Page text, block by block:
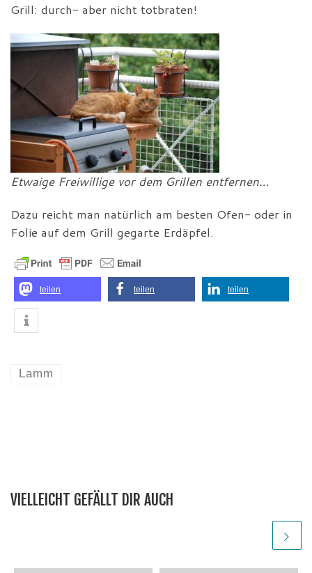
Grill: durch- aber nicht totbraten!
Etwaige Freiwillige vor dem Grillen entfernen…
Dazu reicht man natürlich am besten Ofen- oder in
Folie auf dem Grill gegarte Erdäpfel.
teilen teilen teilen
Lamm
VIELLEICHT GEFÄLLT DIR AUCH